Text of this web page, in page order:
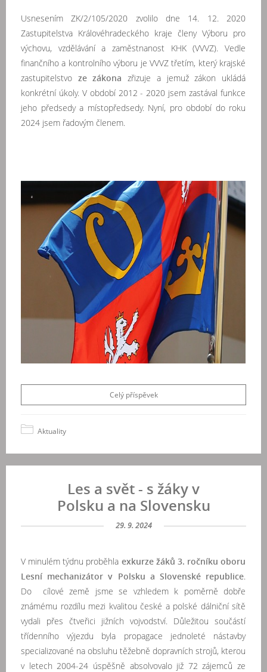
Usnesením ZK/2/105/2020 zvolilo dne 14. 12. 2020
Zastupitelstva Královéhradeckého kraje členy Výboru pro
výchovu, vzdělávání a zaměstnanost KHK (VVVZ). Vedle
finančního a kontrolního výboru je VVVZ třetím, který krajské
zastupitelstvo ze zákona zřizuje a jemuž zákon ukládá
konkrétní úkoly. V období 2012 - 2020 jsem zastával funkce
jeho předsedy a místopředsedy. Nyní, pro období do roku
2024 jsem řadovým členem.
Celý příspěvek
Aktuality
Les a svět - s žáky v
Polsku a na Slovensku
29. 9. 2024
V minulém týdnu proběhla exkurze žáků 3. ročníku oboru
Lesní mechanizátor v Polsku a Slovenské republice.
Do cílové země jsme se vzhledem k poměrně dobře
známému rozdílu mezi kvalitou české a polské dálniční sítě
vydali přes čtveřici jižních vojvodství. Důležitou součástí
třídenního výjezdu byla propagace jednoleté nástavby
specializované na obsluhu těžebně dopravních strojů, kterou
v letech 2004-24 úspěšně absolvovalo již 72 zájemců ze